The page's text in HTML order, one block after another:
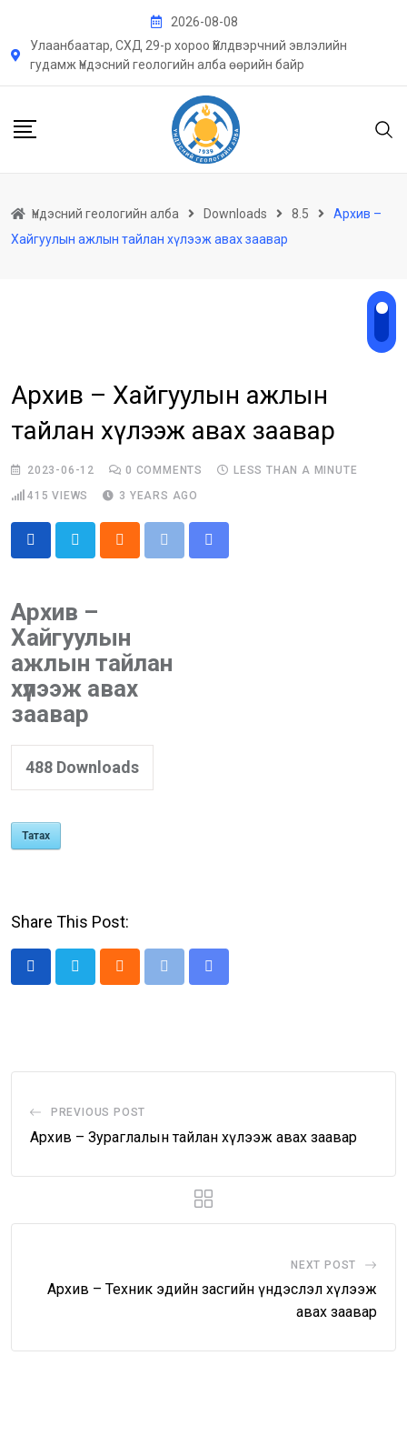
content
2026-08-08
Улаанбаатар, СХД 29-р хороо Үйлдвэрчний эвлэлийн
гудамж Үндэсний геологийн алба өөрийн байр
Үндэсний геологийн алба Downloads 8.5
Архив –
Хайгуулын ажлын тайлан хүлээж авах заавар
Архив – Хайгуулын ажлын
тайлан хүлээж авах заавар
2023-06-12 0 COMMENTS
LESS THAN A MINUTE
415 VIEWS 3 YEARS AGO
Cloud Print
Share
Архив –
Хайгуулын
ажлын тайлан
хүлээж авах
заавар
488 Downloads
Татах
Share This Post:
Cloud Print
Share
PREVIOUS POST
Архив – Зураглалын тайлан хүлээж авах заавар
NEXT POST
Архив – Техник эдийн засгийн үндэслэл хүлээж
авах заавар